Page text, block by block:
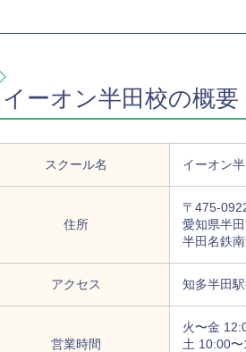
イーオン半田校の概要
スクール名 イーオン
住所
〒475-
愛知県半
半田名鉄
アクセス 知多半田
営業時間
火〜金
土 10:00